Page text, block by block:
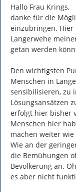
Hallo Frau Krings,
danke für die
einzubringen. Hier
Langerwehe
getan werden
Den wichtigsten
Menschen in
sensibilisieren, zu
Lösungsansätzen
erfolgt hier bisher
Menschen hier
machen weiter
Wie an der
die Bemühungen
Bevölkerung an.
es aber nicht